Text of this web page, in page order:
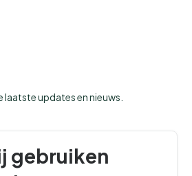
gebruiken
updates en nieuws.